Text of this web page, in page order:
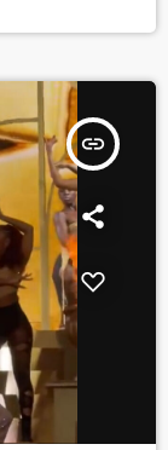
insert_link